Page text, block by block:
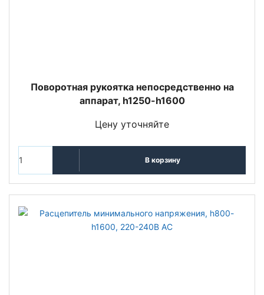
Поворотная рукоятка непосредственно на
аппарат, h1250-h1600
Цену уточняйте
В корзину